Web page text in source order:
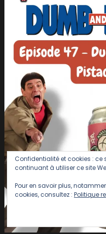
Confidentialité et cookies : ce
continuant à utiliser ce site
Pour en savoir plus,
cookies, consultez : Politique